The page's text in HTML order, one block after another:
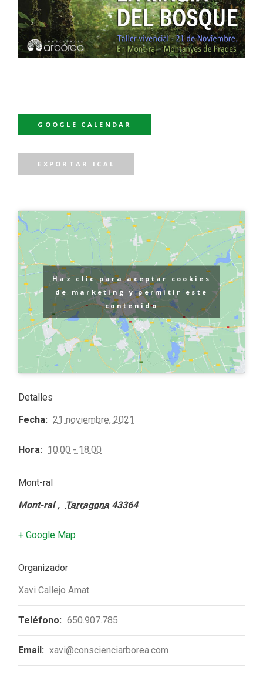
GOOGLE CALENDAR
EXPORTAR ICAL
Haz clic para aceptar cookies
de marketing y permitir este
contenido
Detalles
Fecha: 21 noviembre, 2021
Hora: 10:00 - 18:00
Mont-ral
Mont-ral , Tarragona 43364
+ Google Map
Organizador
Xavi Callejo Amat
Teléfono: 650.907.785
Email: xavi@conscienciarborea.com